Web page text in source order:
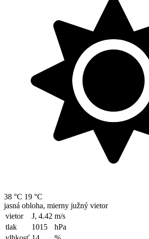
38 °C 19 °C
jasná obloha, mierny južný vietor
vietor
J, 4.42 m/s
tlak
1015
hPa